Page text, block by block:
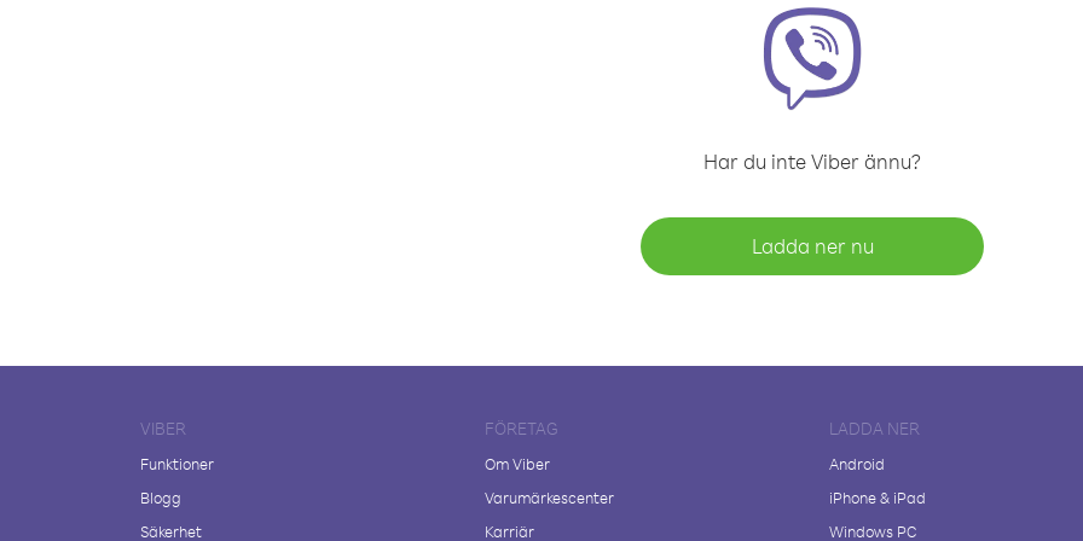
Har du inte Viber ännu?
Ladda ner nu
VIBER
Funktioner
Blogg
Säkerhet
FÖRETAG
Om Viber
Varumärkescenter
Karriär
LADDA NER
Android
iPhone & iPad
Windows PC